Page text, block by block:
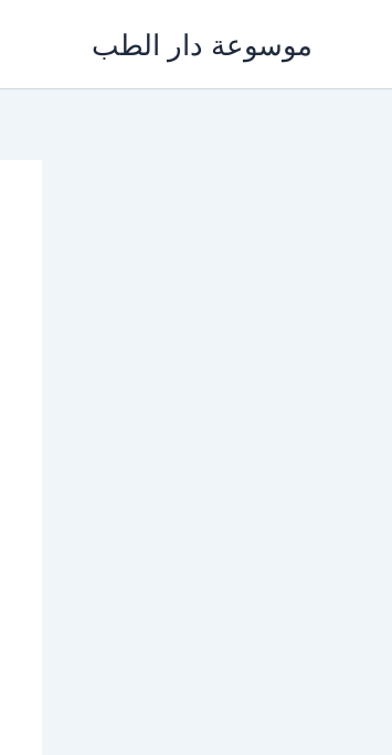
موسوعة دار الطب